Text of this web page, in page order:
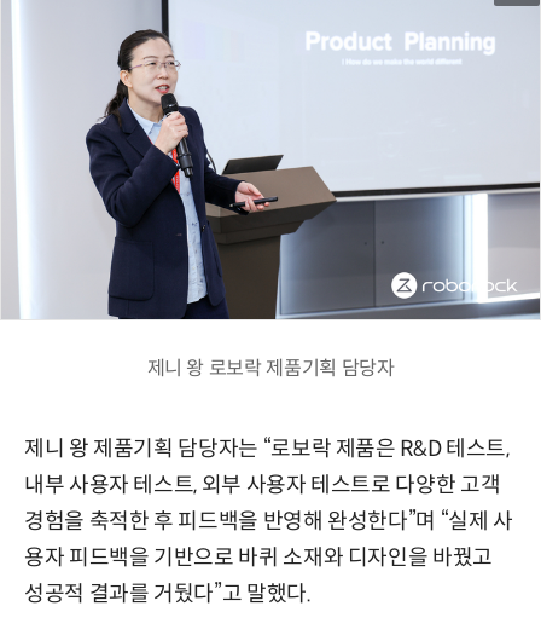
제니 왕 로보락 제품기획 담당자
제니 왕 제품기획 담당자는 “로보락 제품은 R&D 테스트,
내부 사용자 테스트, 외부 사용자 테스트로 다양한 고객
경험을 축적한 후 피드백을 반영해 완성한다”며 “실제 사
용자 피드백을 기반으로 바퀴 소재와 디자인을 바꿨고
성공적 결과를 거뒀다”고 말했다.